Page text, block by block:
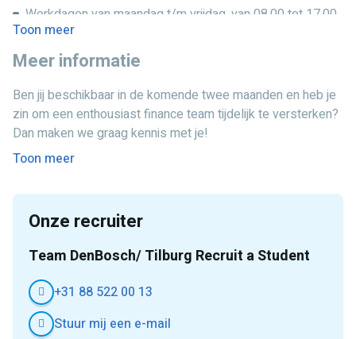
Werkdagen van maandag t/m vrijdag, van 08.00 tot 17.00
uur.
Een informele, ambitieuze en inspirerende werkomgeving
Een fijne werkplek waar je veel kunt leren en direct
waarde toevoegt aan het finance team.
Toon meer
Meer informatie
Ben jij beschikbaar in de komende twee maanden en heb je
zin om een enthousiast finance team tijdelijk te versterken?
Dan maken we graag kennis met je!
Toon meer
Onze recruiter
Team DenBosch/ Tilburg Recruit a Student
+31 88 522 00 13
Stuur mij een e-mail